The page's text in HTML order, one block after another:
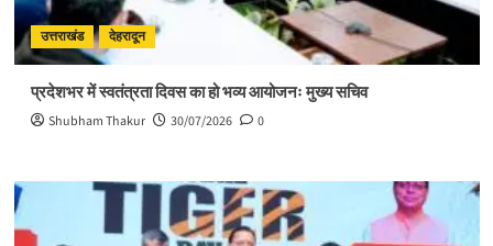
उत्तराखंड देहरादून
प्रदेशभर में स्वतंत्रता दिवस का हो भव्य आयोजनः मुख्य सचिव
Shubham Thakur 30/07/2026 0